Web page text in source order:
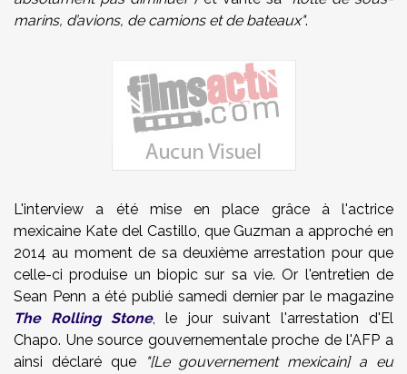
marins, d’avions, de camions et de bateaux".
L'interview a été mise en place grâce à l'actrice
mexicaine Kate del Castillo, que Guzman a approché en
2014 au moment de sa deuxième arrestation pour que
celle-ci produise un biopic sur sa vie. Or l'entretien de
Sean Penn a été publié samedi dernier par le magazine
The Rolling Stone, le jour suivant l'arrestation d'El
Chapo. Une source gouvernementale proche de l'AFP a
ainsi déclaré que
"[Le gouvernement mexicain] a eu